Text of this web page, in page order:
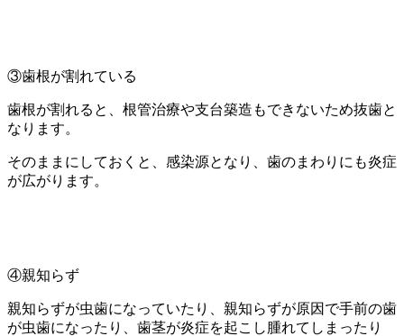
③歯根が割れている
歯根が割れると、根管治療や支台築造もできないため抜歯と
なります。
そのままにしておくと、感染源となり、歯のまわりにも炎症
が広がります。
④親知らず
親知らずが虫歯になっていたり、親知らずが原因で手前の歯
が虫歯になったり、歯茎が炎症を起こし腫れてしまったり